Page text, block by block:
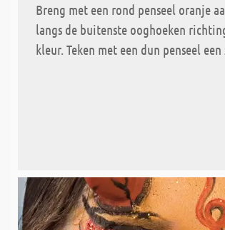
Breng met een rond penseel oranje
langs de buitenste ooghoeken
kleur. Teken met een dun penseel